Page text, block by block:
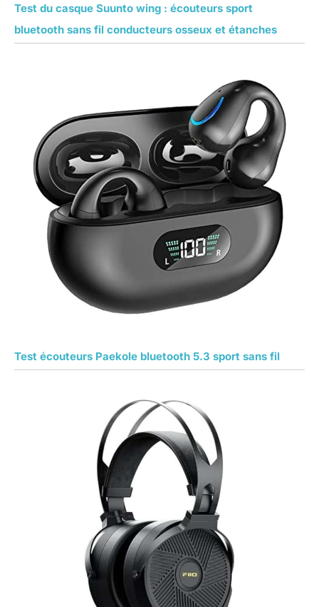
Test du casque Suunto wing : écouteurs sport
bluetooth sans fil conducteurs osseux et étanches
Test écouteurs Paekole bluetooth 5.3 sport sans fil